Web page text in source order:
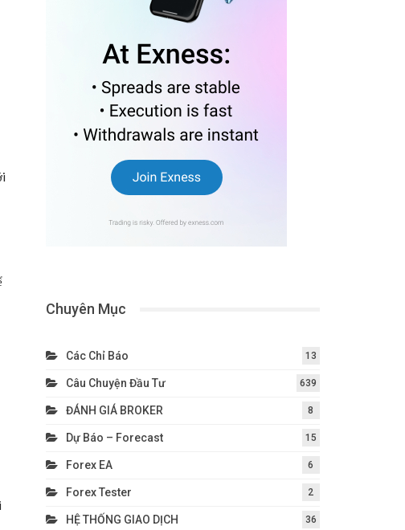
Chuyên Mục
Các Chỉ Báo 13
Câu Chuyện Đầu Tư 639
ĐÁNH GIÁ BROKER 8
Dự Báo – Forecast 15
Forex EA 6
Forex Tester 2
HỆ THỐNG GIAO DỊCH 36